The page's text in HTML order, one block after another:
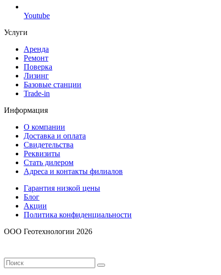
Youtube
Услуги
Аренда
Ремонт
Поверка
Лизинг
Базовые станции
Trade-in
Информация
О компании
Доставка и оплата
Свидетельства
Реквизиты
Стать дилером
Адреса и контакты филиалов
Гарантия низкой цены
Блог
Акции
Политика конфиденциальности
ООО Геотехнологии 2026